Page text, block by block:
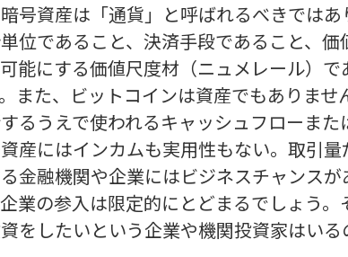
号資産は「通貨」と呼ばれるべきでは
位であること、決済手段であること、
能にする価値尺度材（ニュメレール）
また、ビットコインは資産でもありませ
るうえで使われるキャッシュフローま
産にはインカムも実用性もない。取引
金融機関や企業にはビジネスチャンス
業の参入は限定的にとどまるでしょう
をしたいという企業や機関投資家はいる